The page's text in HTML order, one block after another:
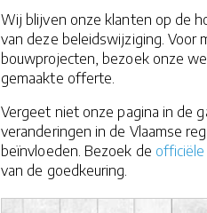
Wij blijven onze klanten op de
van deze beleidswijziging. Voor
bouwprojecten, bezoek onze
gemaakte offerte.
Vergeet niet onze pagina in de
veranderingen in de Vlaamse
beïnvloeden. Bezoek de
van de goedkeuring.